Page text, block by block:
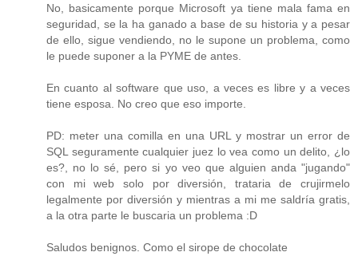
No, basicamente porque Microsoft ya tiene mala fama en
seguridad, se la ha ganado a base de su historia y a pesar
de ello, sigue vendiendo, no le supone un problema, como
le puede suponer a la PYME de antes.
En cuanto al software que uso, a veces es libre y a veces
tiene esposa. No creo que eso importe.
PD: meter una comilla en una URL y mostrar un error de
SQL seguramente cualquier juez lo vea como un delito, ¿lo
es?, no lo sé, pero si yo veo que alguien anda "jugando"
con mi web solo por diversión, trataria de crujirmelo
legalmente por diversión y mientras a mi me saldría gratis,
a la otra parte le buscaria un problema :D
Saludos benignos. Como el sirope de chocolate